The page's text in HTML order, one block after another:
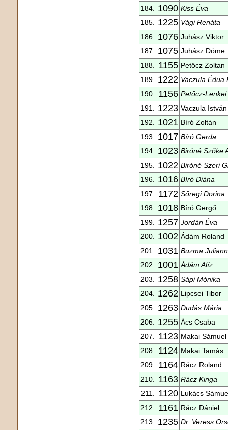
184.
1090 Kiss Éva
185.
1225 Vági Renáta
186.
1076 Juhász Viktor
187.
1075 Juhász Döme
188.
1155 Petőcz Zoltan
189.
1222 Vaczula Édua
190.
1156 Petőcz-Lenkei
191.
1223 Vaczula István
192.
1021 Bíró Zoltán
193.
1017 Bíró Gerda
194.
1023 Biróné Szőke
195.
1022 Biróné Szeri
196.
1016 Bíró Diána
197.
1172 Sőregi Dorina
198.
1018 Bíró Gergő
199.
1257 Jordán Éva
200.
1002 Ádám Roland
201.
1031 Buzma
202.
1001 Ádám Alíz
203.
1258 Sápi Mónika
204.
1262 Lipcsei Tibor
205.
1263 Dudás Mária
206.
1255 Ács Csaba
207.
1123 Makai
208.
1124 Makai Tamás
209.
1164 Rácz Roland
210.
1163 Rácz Kinga
211.
1120 Lukács
212.
1161 Rácz Dániel
213.
1235 Dr. Veress